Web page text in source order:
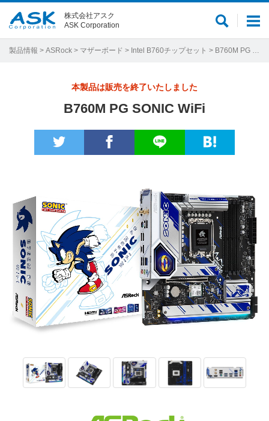
メ
ュ
サ
ト
株式会社アスク
ASK Corporation
製品情報 > ASRock > マザーボード > Intel B760チップセット > B760M PG SONIC WiFi
本製品は販売を終了いたしました
B760M PG SONIC WiFi